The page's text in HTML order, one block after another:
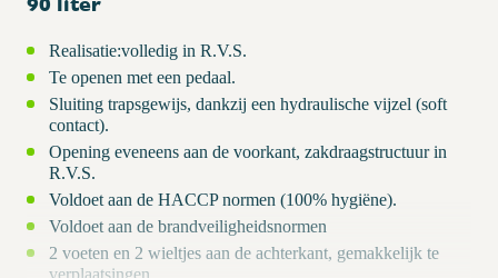
Realisatie:volledig in R.V.S.
Te openen met een pedaal.
Sluiting trapsgewijs, dankzij een hydraulische vijzel (soft
contact).
Opening eveneens aan de voorkant, zakdraagstructuur in
R.V.S.
Voldoet aan de HACCP normen (100% hygiëne).
Voldoet aan de brandveiligheidsnormen
2 voeten en 2 wieltjes aan de achterkant, gemakkelijk te
verplaatsingen.